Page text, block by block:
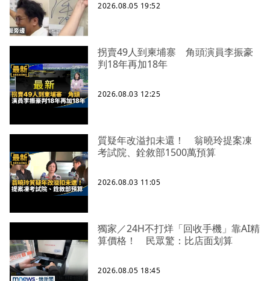
2026.08.05 19:52
拐賣49人到柬埔寨 角頭演員李振豪
判18年再加18年
2026.08.03 12:25
質疑年改溢扣未還！ 翁曉玲提案凍
考試院、銓敘部1500萬預算
2026.08.03 11:05
獨家／24H不打烊「回收手機」靠AI精
算價格！ 民眾驚：比店面划算
2026.08.05 18:45